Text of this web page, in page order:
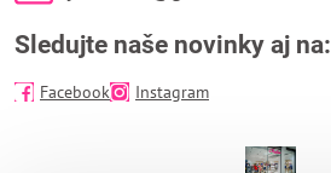
Sledujte naše novinky aj na:
Facebook Instagram